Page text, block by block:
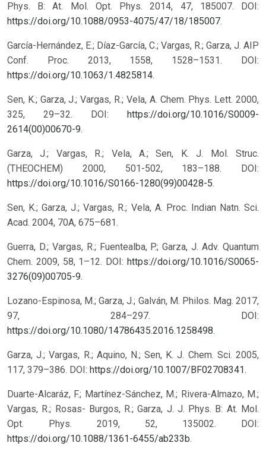
Phys. B: At. Mol. Opt. Phys. 2014, 47, 185007. DOI:
https://doi.org/10.1088/0953-4075/47/18/185007.
García-Hernández, E.; Díaz-García, C.; Vargas, R.; Garza, J. AIP
Conf. Proc. 2013, 1558, 1528–1531. DOI:
https://doi.org/10.1063/1.4825814.
Sen, K.; Garza, J.; Vargas, R.; Vela, A. Chem. Phys. Lett. 2000,
325, 29–32. DOI: https://doi.org/10.1016/S0009-
2614(00)00670-9.
Garza, J.; Vargas, R.; Vela, A.; Sen, K. J. Mol. Struc.
(THEOCHEM) 2000, 501-502, 183–188. DOI:
https://doi.org/10.1016/S0166-1280(99)00428-5.
Sen, K.; Garza, J.; Vargas, R.; Vela, A. Proc. Indian Natn. Sci.
Acad. 2004, 70A, 675–681.
Guerra, D.; Vargas, R.; Fuentealba, P.; Garza, J. Adv. Quantum
Chem. 2009, 58, 1–12. DOI: https://doi.org/10.1016/S0065-
3276(09)00705-9.
Lozano-Espinosa, M.; Garza, J.; Galván, M. Philos. Mag. 2017,
97, 284–297. DOI:
https://doi.org/10.1080/14786435.2016.1258498.
Garza, J.; Vargas, R.; Aquino, N.; Sen, K. J. Chem. Sci. 2005,
117, 379–386. DOI: https://doi.org/10.1007/BF02708341.
Duarte-Alcaráz, F.; Martínez-Sánchez, M.; Rivera-Almazo, M.;
Vargas, R.; Rosas- Burgos, R.; Garza, J. J. Phys. B: At. Mol.
Opt. Phys. 2019, 52, 135002. DOI:
https://doi.org/10.1088/1361-6455/ab233b.